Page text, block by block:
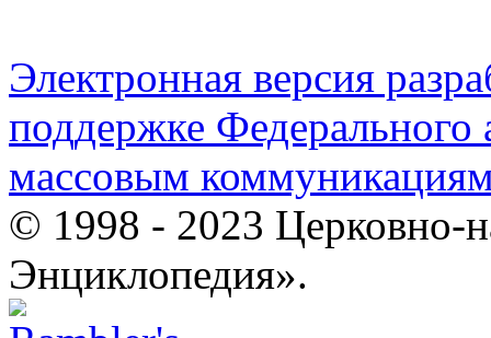
Электронная версия
поддержке Федерального
массовым
© 1998 - 2023 Церковно-
Энциклопедия».